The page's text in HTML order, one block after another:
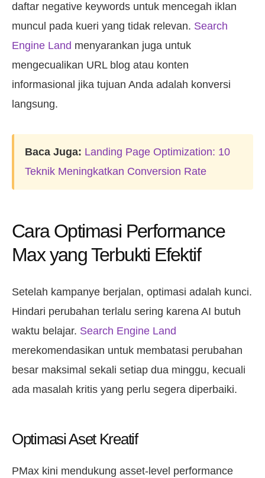
daftar negative keywords untuk mencegah iklan
muncul pada kueri yang tidak relevan. Search
Engine Land menyarankan juga untuk
mengecualikan URL blog atau konten
informasional jika tujuan Anda adalah konversi
langsung.
Baca Juga: Landing Page Optimization: 10
Teknik Meningkatkan Conversion Rate
Cara Optimasi Performance
Max yang Terbukti Efektif
Setelah kampanye berjalan, optimasi adalah kunci.
Hindari perubahan terlalu sering karena AI butuh
waktu belajar. Search Engine Land
merekomendasikan untuk membatasi perubahan
besar maksimal sekali setiap dua minggu, kecuali
ada masalah kritis yang perlu segera diperbaiki.
Optimasi Aset Kreatif
PMax kini mendukung asset-level performance